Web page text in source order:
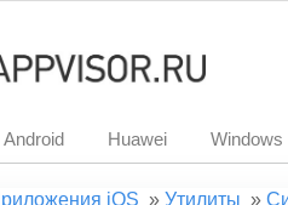
Android Huawei Windows
iOS » Утилиты »